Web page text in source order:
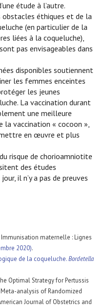
étude à l’autre.
éthiques et de la
(en particulier de la
liées à la coqueluche),
pas envisageables dans
disponibles soutiennent
les femmes enceintes
les jeunes
La vaccination durant
une meilleure
la vaccination « cocoon »,
en œuvre et plus
risque de chorioamniotite
des études
il n’y a pas de preuves
Immunisation maternelle : Lignes
2020).
de la coqueluche.Bordetella
Optimal Strategy for Pertussis
analysis of Randomized
Journal of Obstetrics and